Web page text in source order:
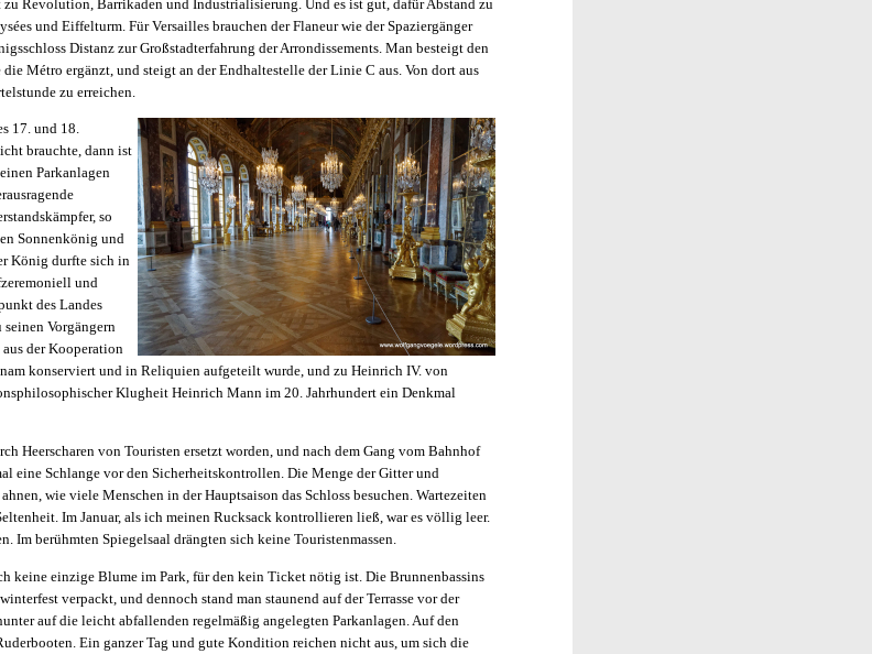
Revolution, Barrikaden und Industrialisierung. Und es ist gut, dafür Abstand zu
und Eiffelturm. Für Versailles brauchen der Flaneur wie der Spaziergänger
Distanz zur Großstadterfahrung der Arrondissements. Man besteigt den
Métro ergänzt, und steigt an der Endhaltestelle der Linie C aus. Von dort aus
zu erreichen.
17. und 18.
brauchte, dann ist
Parkanlagen
so
Sonnenkönig und
König durfte sich in
und
des Landes
Vorgängern
der Kooperation
konserviert und in Reliquien aufgeteilt wurde, und zu Heinrich IV. von
Klugheit Heinrich Mann im 20. Jahrhundert ein Denkmal
Heerscharen von Touristen ersetzt worden, und nach dem Gang vom Bahnhof
eine Schlange vor den Sicherheitskontrollen. Die Menge der Gitter und
wie viele Menschen in der Hauptsaison das Schloss besuchen. Wartezeiten
Im Januar, als ich meinen Rucksack kontrollieren ließ, war es völlig leer.
Im berühmten Spiegelsaal drängten sich keine Touristenmassen.
keine einzige Blume im Park, für den kein Ticket nötig ist. Die Brunnenbassins
verpackt, und dennoch stand man staunend auf der Terrasse vor der
auf die leicht abfallenden regelmäßig angelegten Parkanlagen. Auf den
Ein ganzer Tag und gute Kondition reichen nicht aus, um sich die